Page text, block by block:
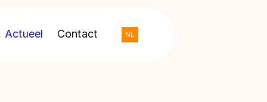
Actueel Contact NL